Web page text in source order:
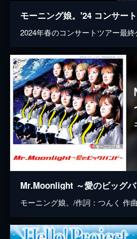
2024年春のコンサートツアー最終
Mr.Moonlight ～愛のビッグバ
モーニング娘。/作詞：つんく 作